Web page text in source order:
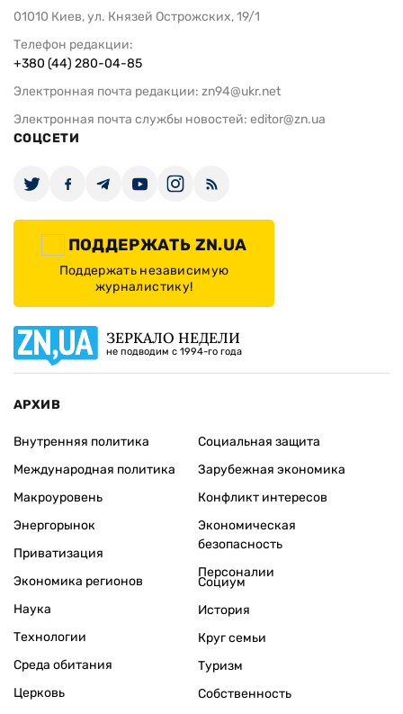
01010 Киев, ул. Князей Острожских, 19/1
Телефон редакции:
+380 (44) 280-04-85
Электронная почта редакции: zn94@ukr.net
Электронная почта службы новостей: editor@zn.ua
СОЦСЕТИ
ПОДДЕРЖАТЬ ZN.UA
Поддержать независимую
журналистику!
ЗЕРКАЛО НЕДЕЛИ
не подводим с 1994-го года
АРХИВ
Внутренняя политика
Международная политика
Макроуровень
Энергорынок
Приватизация
Экономика регионов
Социальная защита
Зарубежная экономика
Конфликт интересов
Экономическая
безопасность
Персоналии
Наука
Технологии
Среда обитания
Церковь
Социум
История
Круг семьи
Туризм
Собственность